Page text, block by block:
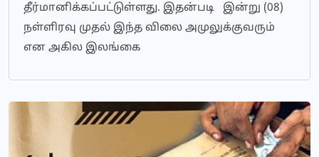
தீர்மானிக்கப்பட்டுள்ளது. இதன்படி இன்று (08)
நள்ளிரவு முதல் இந்த விலை அமுலுக்குவரும்
என அகில இலங்கை